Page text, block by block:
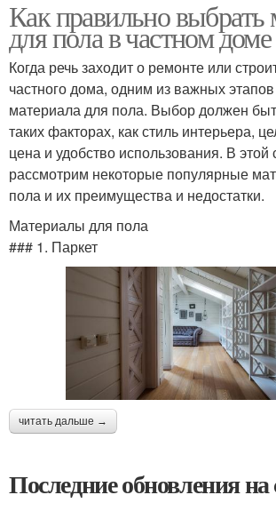
Как правильно выбрать
для пола в частном доме
Когда речь заходит о ремонте или
частного дома, одним из важных
материала для пола. Выбор должен
таких факторах, как стиль интерьера,
цена и удобство использования. В этой
рассмотрим некоторые популярные
пола и их преимущества и недостатки.
Материалы для пола
### 1. Паркет
читать дальше →
Последние обновления на